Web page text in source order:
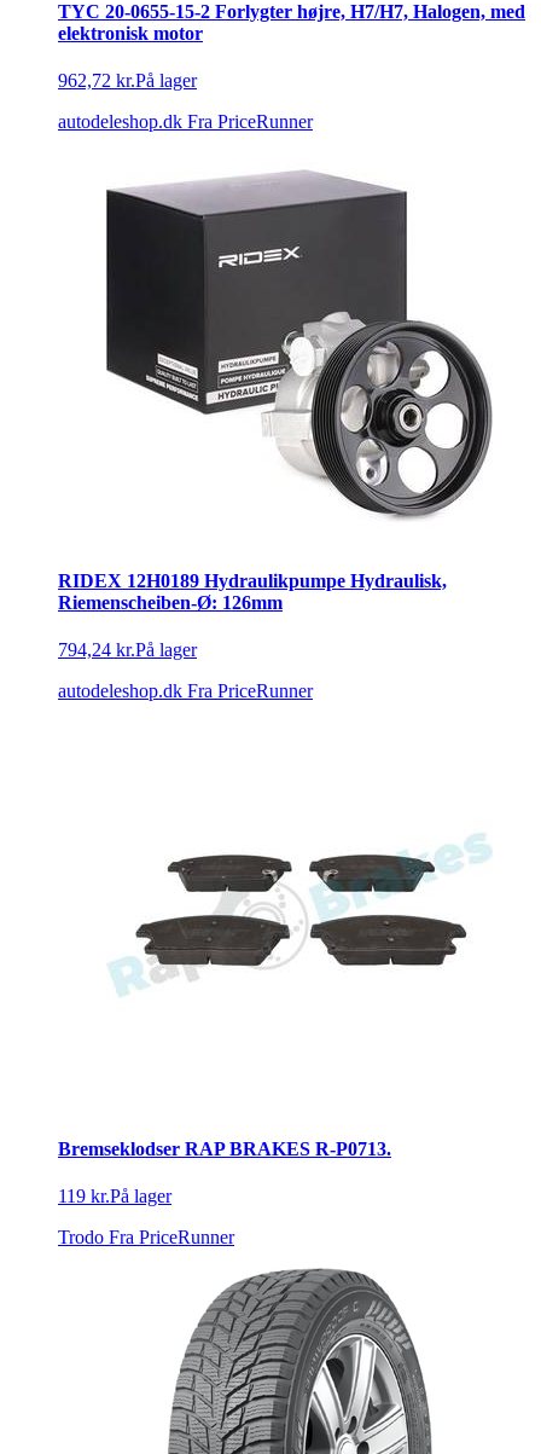
TYC 20-0655-15-2 Forlygter højre, H7/H7, Halogen, med
elektronisk motor
962,72 kr.På lager
autodeleshop.dk Fra PriceRunner
RIDEX 12H0189 Hydraulikpumpe Hydraulisk,
Riemenscheiben-Ø: 126mm
794,24 kr.På lager
autodeleshop.dk Fra PriceRunner
Bremseklodser RAP BRAKES R-P0713.
119 kr.På lager
Trodo Fra PriceRunner